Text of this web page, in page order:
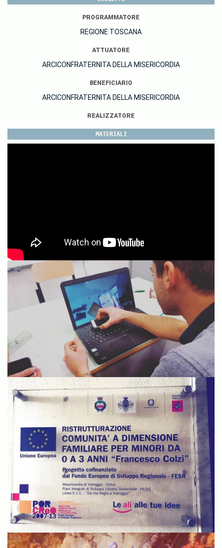
PROGRAMMATORE
REGIONE TOSCANA
ATTUATORE
ARCICONFRATERNITA DELLA MISERICORDIA
BENEFICIARIO
ARCICONFRATERNITA DELLA MISERICORDIA
REALIZZATORE
MATERIALI